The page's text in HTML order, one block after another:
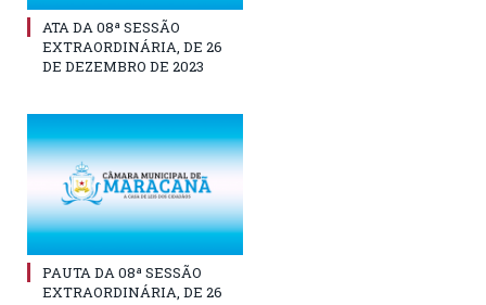
ATA DA 08ª SESSÃO
EXTRAORDINÁRIA, DE 26
DE DEZEMBRO DE 2023
PAUTA DA 08ª SESSÃO
EXTRAORDINÁRIA, DE 26